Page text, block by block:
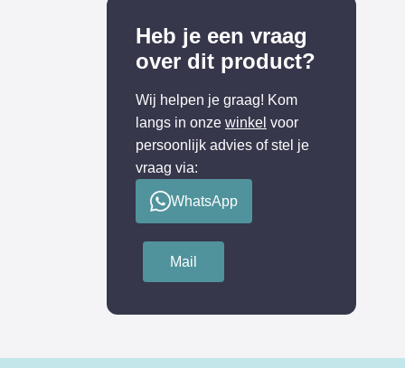
Heb je een vraag
over dit product?
Wij helpen je graag! Kom
langs in onze winkel voor
persoonlijk advies of stel je
vraag via:
WhatsApp
Mail